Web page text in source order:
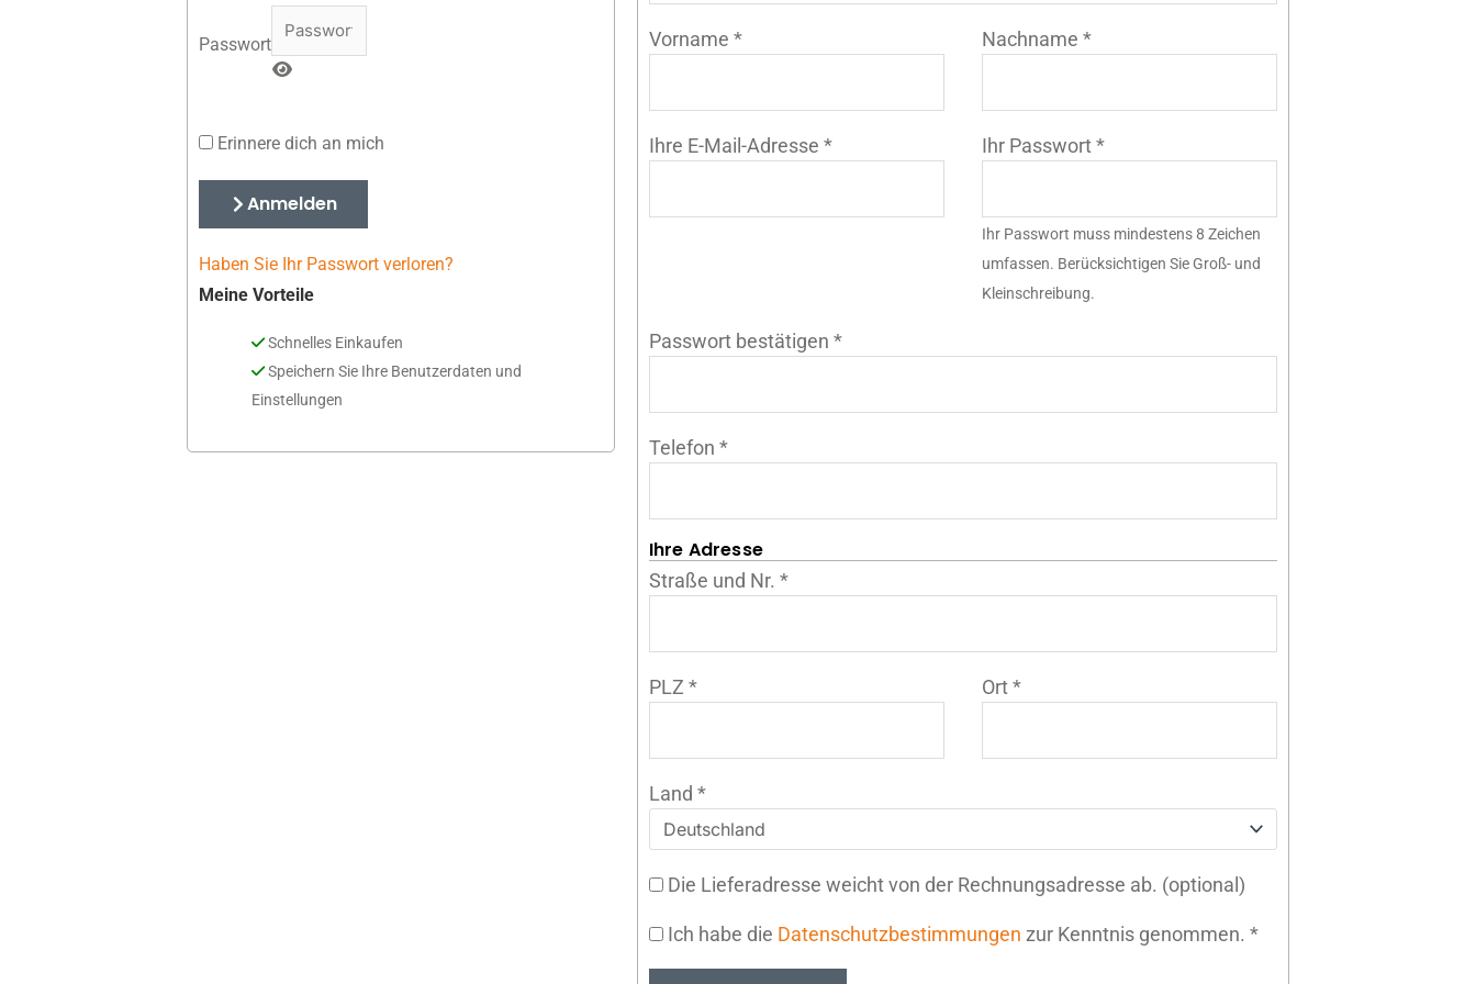
Passwort
Erinnere dich an mich
Anmelden
Haben Sie Ihr Passwort verloren?
Meine Vorteile
Schnelles Einkaufen
Speichern Sie Ihre Benutzerdaten und
Einstellungen
Vorname * Nachname *
Ihre E-Mail-Adresse * Ihr Passwort*
Ihr Passwort muss mindestens 8 Zeichen
umfassen. Berücksichtigen Sie Groß- und
Kleinschreibung.
Passwort bestätigen *
Telefon *
Ihre Adresse
Straße und Nr. *
PLZ * Ort*
Land *
Die Lieferadresse weicht von der Rechnungsadresse ab. (optional)
Ich habe die Datenschutzbestimmungen zur Kenntnis genommen. *